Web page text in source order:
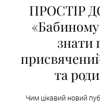
ПРОСТІР
знати
та
Чим цікавий новий